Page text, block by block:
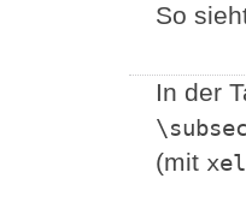
So
In der
(mit